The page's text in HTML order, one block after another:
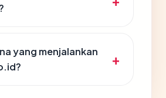
yang menjalankan